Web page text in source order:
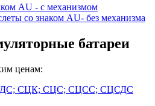
AU - с механизмом
со знаком AU- без механизма
батареи
ценам:
СЦК; СЦС; СЦСС; СЦСДС